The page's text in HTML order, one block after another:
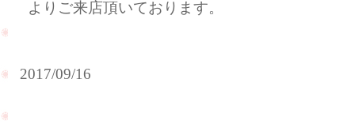
よりご来店頂いております。
2017/09/16